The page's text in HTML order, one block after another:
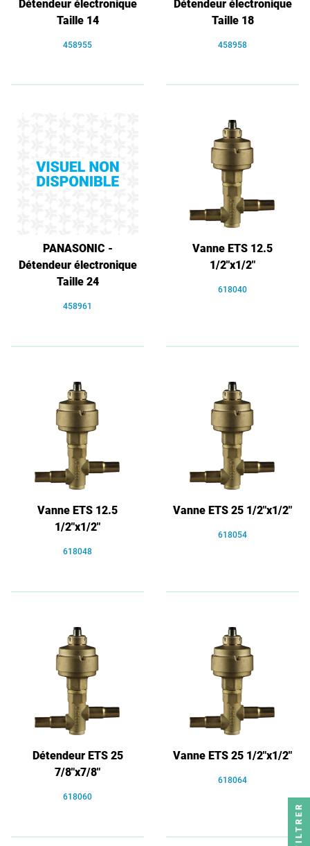
Détendeur électronique
Taille 14
458955
Détendeur électronique
Taille 18
458958
PANASONIC -
Détendeur électronique
Taille 24
458961
Vanne ETS 12.5
1/2"x1/2"
618040
Vanne ETS 12.5
1/2"x1/2"
618048
Vanne ETS 25 1/2"x1/2"
618054
Détendeur ETS 25
7/8"x7/8"
618060
Vanne ETS 25 1/2"x1/2"
618064
FILTRER